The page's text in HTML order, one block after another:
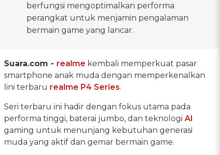
berfungsi mengoptimalkan performa
perangkat untuk menjamin pengalaman
bermain game yang lancar.
Suara.com - realme kembali memperkuat pasar
smartphone anak muda dengan memperkenalkan
lini terbaru realme P4 Series.
Seri terbaru ini hadir dengan fokus utama pada
performa tinggi, baterai jumbo, dan teknologi AI
gaming untuk menunjang kebutuhan generasi
muda yang aktif dan gemar bermain game.